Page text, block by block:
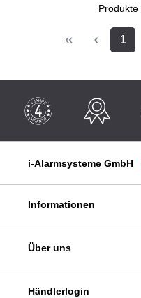
Produkte
1
i-Alarmsysteme GmbH
Informationen
Über uns
Händlerlogin